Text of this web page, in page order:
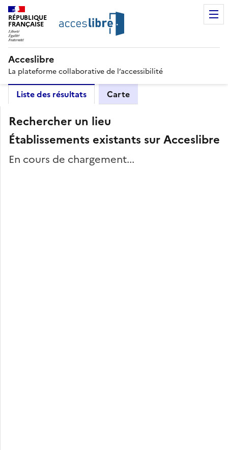
RÉPUBLIQUE
FRANÇAISE
Acceslibre
La plateforme collaborative de l’accessibilité
Liste des résultats Carte
Rechercher un lieu
Établissements existants sur Acceslibre
En cours de chargement...